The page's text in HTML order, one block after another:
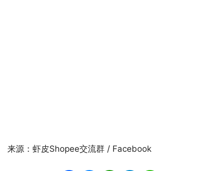
来源：虾皮Shopee交流群 / Facebook